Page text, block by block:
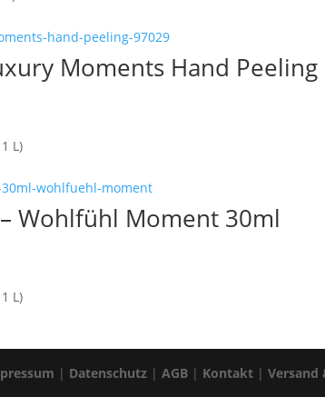
Moments Hand Peeling
L)
Wohlfühl Moment 30ml
L)
| Datenschutz |AGB | Kontakt |Versand